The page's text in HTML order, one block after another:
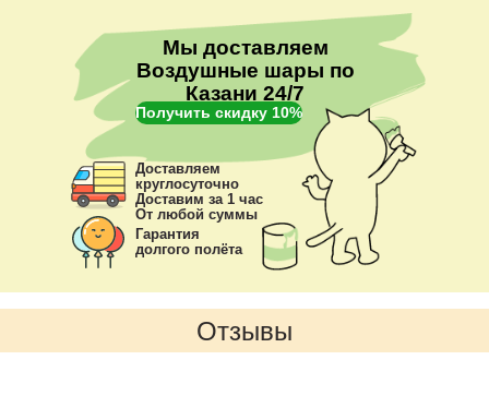
Мы доставляем
Воздушные шары по
Казани 24/7
Получить скидку 10%
Доставляем
круглосуточно
Доставим за 1 час
От любой суммы
Гарантия
долгого полёта
Отзывы